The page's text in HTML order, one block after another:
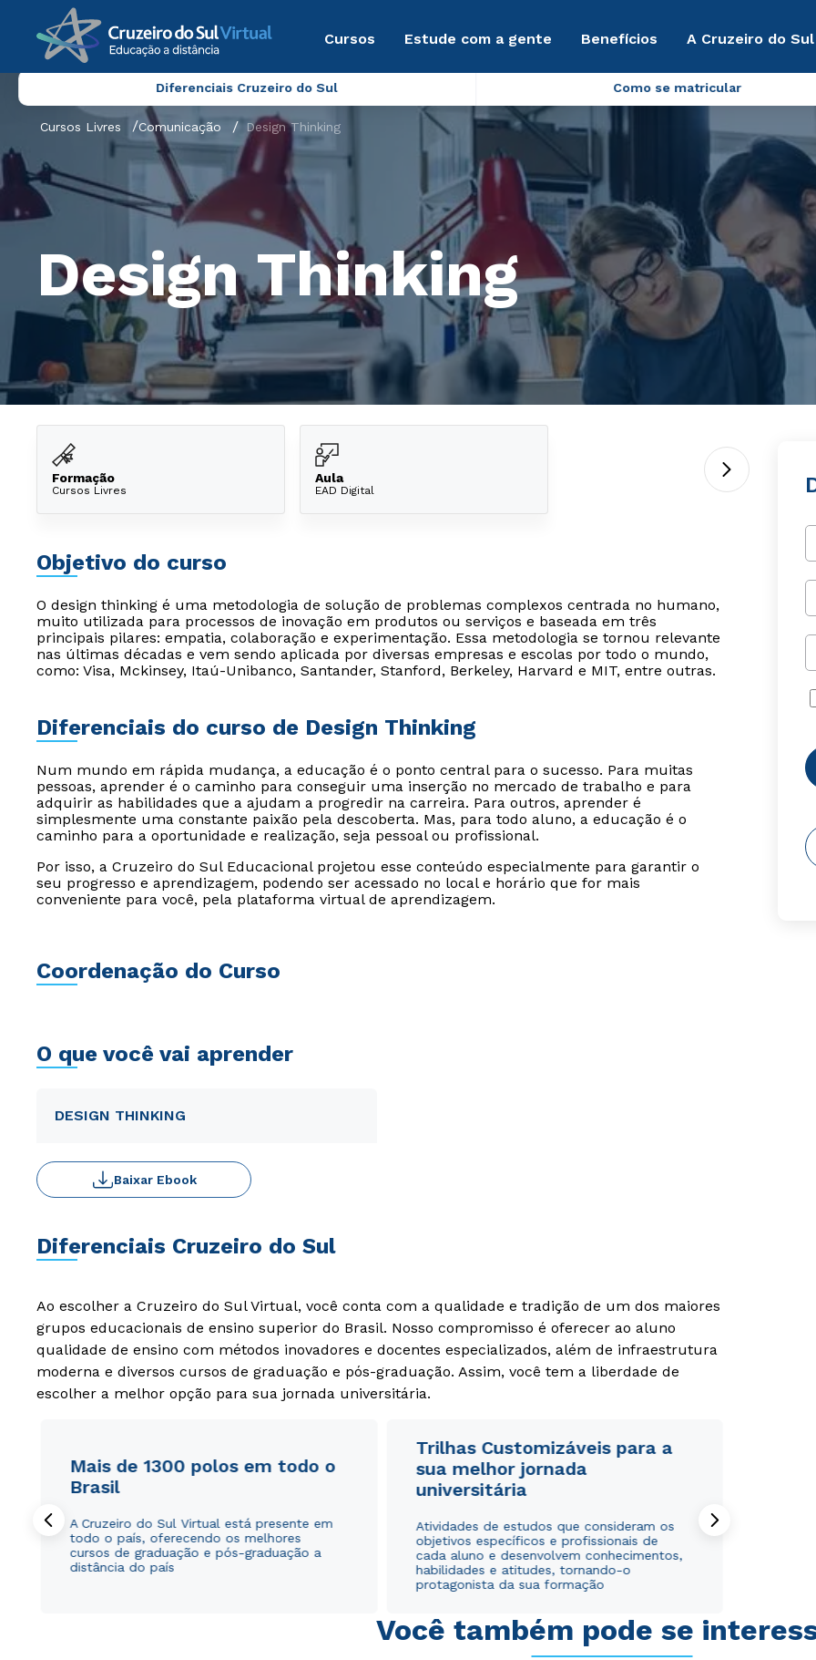
Cursos Estude com a gente Benefícios A Cruzeiro do
Diferenciais Cruzeiro do Sul Como se matricular
Cursos Livres Comunicação Design Thinking
Design Thinking
Formação
Cursos Livres
Aula
EAD Digital
Objetivo do curso
O design thinking é uma metodologia de solução de problemas complexos centrada no humano,
muito utilizada para processos de inovação em produtos ou serviços e baseada em três
principais pilares: empatia, colaboração e experimentação. Essa metodologia se tornou relevante
nas últimas décadas e vem sendo aplicada por diversas empresas e escolas por todo o mundo,
como: Visa, Mckinsey, Itaú-Unibanco, Santander, Stanford, Berkeley, Harvard e MIT, entre outras.
Diferenciais do curso de Design Thinking
Num mundo em rápida mudança, a educação é o ponto central para o sucesso. Para muitas
pessoas, aprender é o caminho para conseguir uma inserção no mercado de trabalho e para
adquirir as habilidades que a ajudam a progredir na carreira. Para outros, aprender é
simplesmente uma constante paixão pela descoberta. Mas, para todo aluno, a educação é o
caminho para a oportunidade e realização, seja pessoal ou profissional.
Por isso, a Cruzeiro do Sul Educacional projetou esse conteúdo especialmente para garantir o
seu progresso e aprendizagem, podendo ser acessado no local e horário que for mais
conveniente para você, pela plataforma virtual de aprendizagem.
Coordenação do Curso
O que você vai aprender
DESIGN THINKING
Baixar Ebook
Diferenciais Cruzeiro do Sul
Ao escolher a Cruzeiro do Sul Virtual, você conta com a qualidade e tradição de um dos maiores
grupos educacionais de ensino superior do Brasil. Nosso compromisso é oferecer ao aluno
qualidade de ensino com métodos inovadores e docentes especializados, além de infraestrutura
moderna e diversos cursos de graduação e pós-graduação. Assim, você tem a liberdade de
escolher a melhor opção para sua jornada universitária.
Mais de 1300 polos em todo o
Brasil
A Cruzeiro do Sul Virtual está presente em
todo o país, oferecendo os melhores
cursos de graduação e pós-graduação a
distância do país
Trilhas Customizáveis para a
sua melhor jornada
universitária
Atividades de estudos que consideram os
objetivos específicos e profissionais de
cada aluno e desenvolvem conhecimentos,
habilidades e atitudes, tornando-o
protagonista da sua formação
Você também pode se
Rápido e fácil
WhatsApp
ou
Estou de acordo com a
envio de conteúdos da Cruzeiro do Sul.
Rápido e fácil
WhatsApp
ou
Estou de acordo com a
envio de conteúdos da Cruzeiro do Sul.